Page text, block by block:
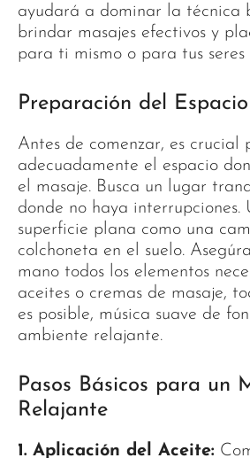
ayudará a dominar la técnica
brindar masajes efectivos y
para ti mismo o para tus seres
Preparación del
Antes de comenzar, es crucial
adecuadamente el espacio
el masaje. Busca un lugar
donde no haya interrupciones.
superficie plana como una
colchoneta en el suelo.
mano todos los elementos
aceites o cremas de masaje,
es posible, música suave de
ambiente relajante.
Pasos Básicos para un
Relajante
1. Aplicación del Aceite: